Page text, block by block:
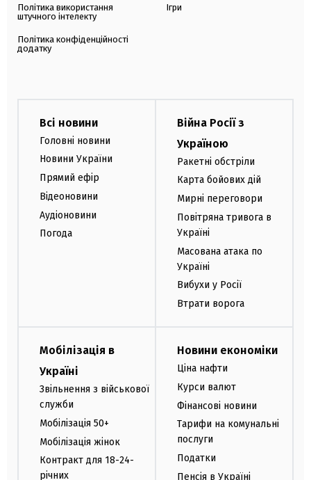
Політика використання
штучного інтелекту
Політика конфіденційності
додатку
Ігри
Всі новини
Головні новини
Новини України
Прямий ефір
Відеоновини
Аудіоновини
Погода
Війна Росії з
Україною
Ракетні обстріли
Карта бойових дій
Мирні переговори
Повітряна тривога в
Україні
Масована атака по
Україні
Вибухи у Росії
Втрати ворога
Мобілізація в
Україні
Звільнення з військової
служби
Мобілізація 50+
Мобілізація жінок
Контракт для 18-24-
річних
Новини економіки
Ціна нафти
Курси валют
Фінансові новини
Тарифи на комунальні
послуги
Податки
Пенсія в Україні